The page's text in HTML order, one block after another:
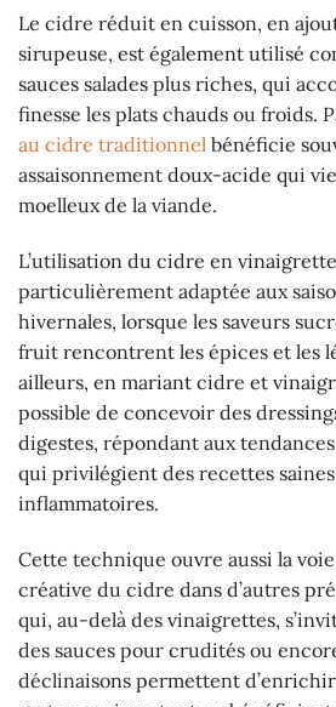
Le cidre réduit en cuisson, en
sirupeuse, est également utilisé
sauces salades plus riches, qui
finesse les plats chauds ou froids.
au cidre traditionnel bénéficie
assaisonnement doux-acide qui
moelleux de la viande.
L’utilisation du cidre en
particulièrement adaptée aux
hivernales, lorsque les saveurs
fruit rencontrent les épices et les
ailleurs, en mariant cidre et
possible de concevoir des
digestes, répondant aux
qui privilégient des recettes
inflammatoires.
Cette technique ouvre aussi la
créative du cidre dans d’autres
qui, au-delà des vinaigrettes,
des sauces pour crudités ou
déclinaisons permettent